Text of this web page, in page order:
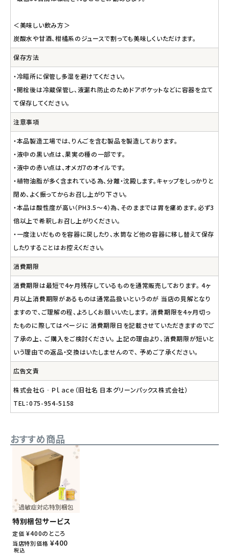
＜美味しい飲み方＞
炭酸水や甘酒、柑橘系のジュースで割っても美味しくいただけます。
保存方法
・冷暗所に保管し多湿を避けてください。
・開栓後は冷蔵保管し、液漏れ防止のためドアポケットなどに容器を立て
て保存してください。
注意事項
・本品製造工場では、りんごを含む製品を製造しております。
・液中の黒い点は、果実の種の一部です。
・液中の赤い点は、オメガ7のオイルです。
・植物油脂が多く含まれている為、分離・沈殿します。キャップをしっかりと
閉め、よく振ってからお召し上がり下さい。
・本品は酸性度が高い（PH3.5～4）為、そのままでは胃を痛めます。必ず3
倍以上で希釈しお召し上がりください。
・一度注いだものを容器に戻したり、水筒など他の容器に移し替えて保存
したりすることはお控えください。
消費期限
消費期限は最短で4ヶ月残存しているものを通常販売しております。 4ヶ
月以上消費期限があるものは通常品扱いというのが 当店の見解となり
ますので、ご理解の程、よろしくお願いいたします。 消費期限を4ヶ月切っ
たものに際してはページに 消費期限日を記載させていただきますのでご
了承の上、 ご購入をご検討ください。 上記の理由より、消費期限が短いと
いう理由での返品・交換はいたしませんので、 予めご了承ください。
広告文責
株式会社Ｇ‐Ｐｌａｃｅ（旧社名 日本グリーンパックス株式会社）
TEL：075-954-5158
おすすめ商品
特別梱包サービス
定価 ¥400のところ
当店特別価格 ¥400
税込